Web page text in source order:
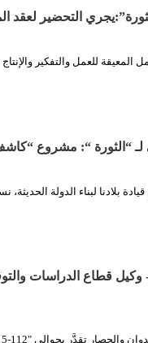
التحضير لعقد
المعيقة للعمل والتفكير
لـ “الثورة “: مشروع
بلادنا لبناء الدولة
وكيل قطاع الدراسات